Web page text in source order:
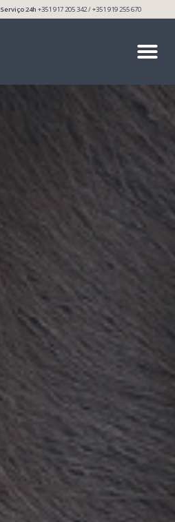
Serviço 24h+351 917 205 342 / +351 919 255 670